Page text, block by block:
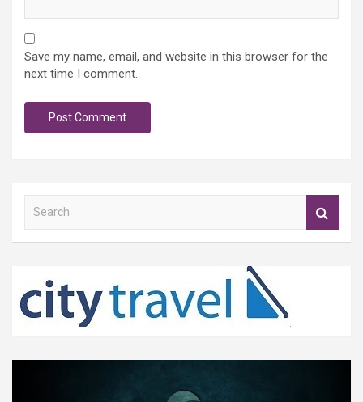
Save my name, email, and website in this browser for the
next time I comment.
h